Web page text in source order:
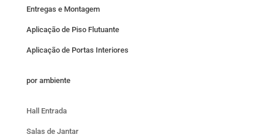
Entregas e Montagem
Aplicação de Piso Flutuante
Aplicação de Portas Interiores
por ambiente
Hall Entrada
Salas de Jantar